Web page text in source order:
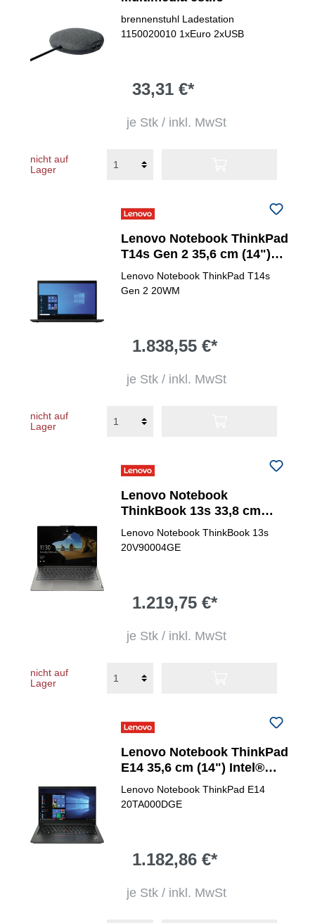
brennenstuhl Ladestation
1150020010 1xEuro 2xUSB
33,31 €*
je Stk / inkl. MwSt
nicht auf
Lager
Lenovo Notebook ThinkPad
T14s Gen 2 35,6 cm (14")
Intel Core i5 (11. Gen.)
1135G7
Lenovo Notebook ThinkPad T14s
Gen 2 20WM
1.838,55 €*
je Stk / inkl. MwSt
nicht auf
Lager
Lenovo Notebook
ThinkBook 13s 33,8 cm
(13,3") Intel® Core&trade; i7
Lenovo Notebook ThinkBook 13s
20V90004GE
1.219,75 €*
je Stk / inkl. MwSt
nicht auf
Lager
Lenovo Notebook ThinkPad
E14 35,6 cm (14") Intel®
Core&trade; i7
Lenovo Notebook ThinkPad E14
20TA000DGE
1.182,86 €*
je Stk / inkl. MwSt